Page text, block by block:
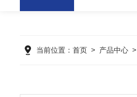
当前位置： 首页> 产品中心>